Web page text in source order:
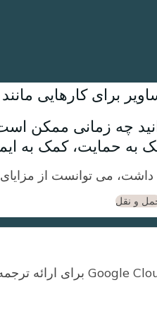
برای کارهایی
چه زمانی ممکن
به حمایت، کمک به
و نقل
در انجام فعالیت